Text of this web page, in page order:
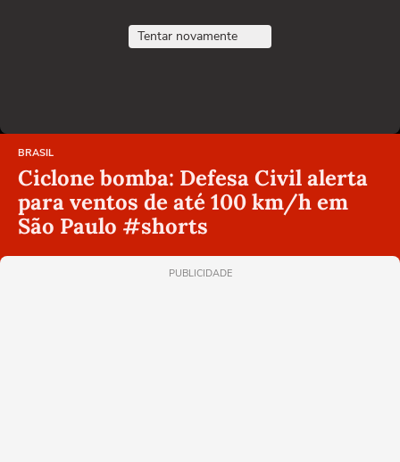
Tentar novamente
BRASIL
Ciclone bomba: Defesa Civil alerta
para ventos de até 100 km/h em
São Paulo #shorts
PUBLICIDADE